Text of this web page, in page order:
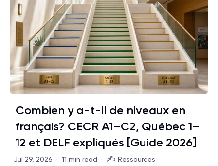
Combien y a-t-il de niveaux en
français? CECR A1–C2, Québec 1–
12 et DELF expliqués [Guide 2026]
Jul 29, 2026 · 11 min read · ✍️ Ressources